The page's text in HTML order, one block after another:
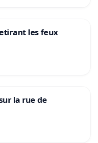
les feux
la rue de